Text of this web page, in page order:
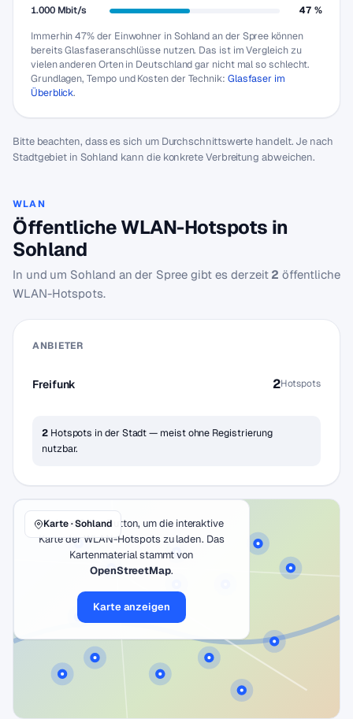
1.000 Mbit/s 47 %
Immerhin 47% der Einwohner in Sohland an der Spree können
bereits Glasfaseranschlüsse nutzen. Das ist im Vergleich zu
vielen anderen Orten in Deutschland gar nicht mal so schlecht.
Grundlagen, Tempo und Kosten der Technik: Glasfaser im
Überblick.
Bitte beachten, dass es sich um Durchschnittswerte handelt. Je nach
Stadtgebiet in Sohland kann die konkrete Verbreitung abweichen.
WLAN
Öffentliche WLAN-Hotspots in
Sohland
In und um Sohland an der Spree gibt es derzeit 2 öffentliche
WLAN-Hotspots.
ANBIETER
Freifunk 2Hotspots
2Hotspots in der Stadt — meist ohne Registrierung
nutzbar.
Klicke auf den Button, um die interaktive
Karte der WLAN-Hotspots zu laden. Das
Kartenmaterial stammt von
OpenStreetMap.
Karte anzeigen
Karte · Sohland